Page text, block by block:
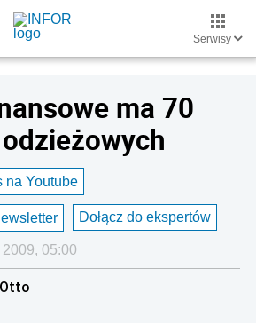
Serwisy
ma 70
na Youtube
Dołącz do ekspertów
05:00